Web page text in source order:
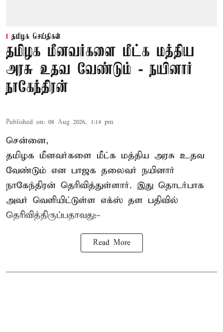
தமிழக செய்திகள்
தமிழக மீனவர்களை மீட்க மத்திய
அரசு உதவ வேண்டும் - நயினார்
நாகேந்திரன்
Published on: 08 Aug 2026, 1:14 pm
சென்னை,
தமிழக மீனவர்களை மீட்க மத்திய அரசு உதவ
வேண்டும் என பாஜக தலைவர் நயினார்
நாகேந்திரன் தெரிவித்துள்ளார். இது தொடர்பாக
அவர் வெளியிட்டுள்ள எக்ஸ் தள பதிவில்
தெரிவித்திருப்பதாவது:-
Read More